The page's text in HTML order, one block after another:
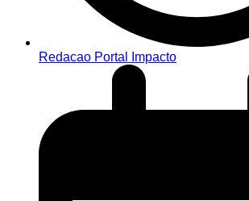
Redacao Portal Impacto